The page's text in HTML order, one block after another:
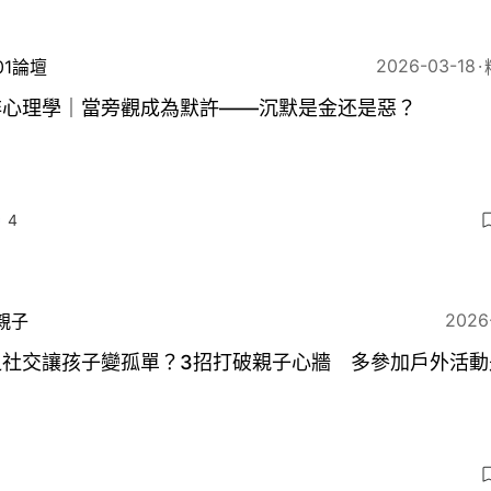
論壇 2026-03-18
理學｜當旁觀成為默許——沉默是金还是惡？
4
子
交讓孩子變孤單？3招打破親子心牆 多參加戶外活動